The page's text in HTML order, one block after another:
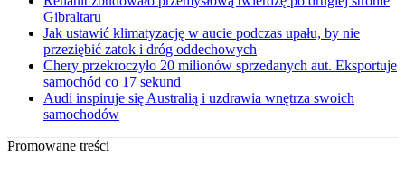
Gibraltaru
Jak ustawić klimatyzację w aucie podczas upału, by nie
przeziębić zatok i dróg oddechowych
Chery przekroczyło 20 milionów sprzedanych aut. Eksportuje
samochód co 17 sekund
Audi inspiruje się Australią i uzdrawia wnętrza swoich
samochodów
Promowane treści